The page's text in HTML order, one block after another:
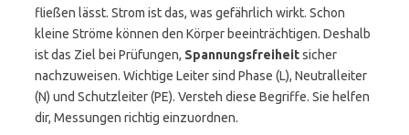
fließen lässt. Strom ist das, was gefährlich wirkt. Schon
kleine Ströme können den Körper beeinträchtigen. Deshalb
ist das Ziel bei Prüfungen, Spannungsfreiheitsicher
nachzuweisen. Wichtige Leiter sind Phase (L), Neutralleiter
(N) und Schutzleiter (PE). Versteh diese Begriffe. Sie helfen
dir, Messungen richtig einzuordnen.